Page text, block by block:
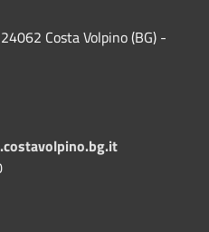
Costa Volpino (BG) -